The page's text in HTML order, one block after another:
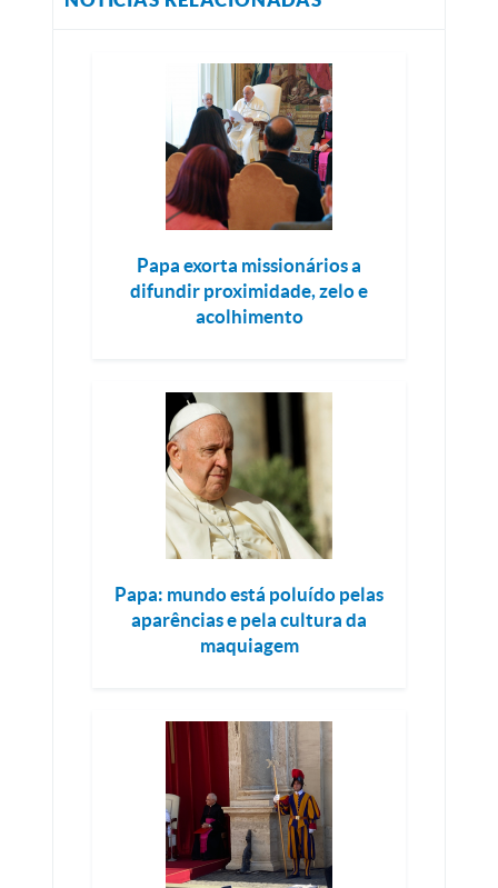
Papa exorta missionários a
difundir proximidade, zelo e
acolhimento
Papa: mundo está poluído pelas
aparências e pela cultura da
maquiagem